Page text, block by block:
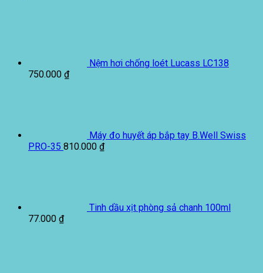
Nệm hơi chống loét Lucass LC138
750.000 ₫
Máy đo huyết áp bắp tay B.Well Swiss
PRO-35 810.000 ₫
Tinh dầu xịt phòng sả chanh 100ml
77.000 ₫